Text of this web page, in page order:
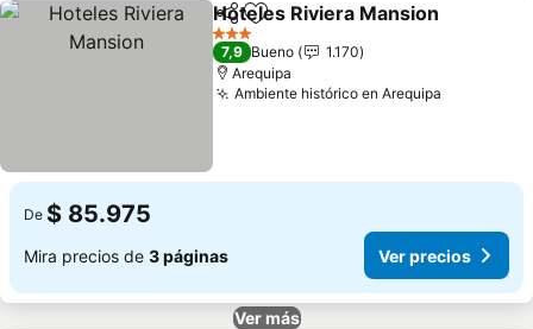
CompartirAgregar a favoritos
Hoteles Riviera Mansion
3 Estrellas
7,9 Bueno
1.170
Arequipa
Ambiente histórico en Arequipa
De $ 85.975
Mira precios de 3 páginas Ver precios
Ver más